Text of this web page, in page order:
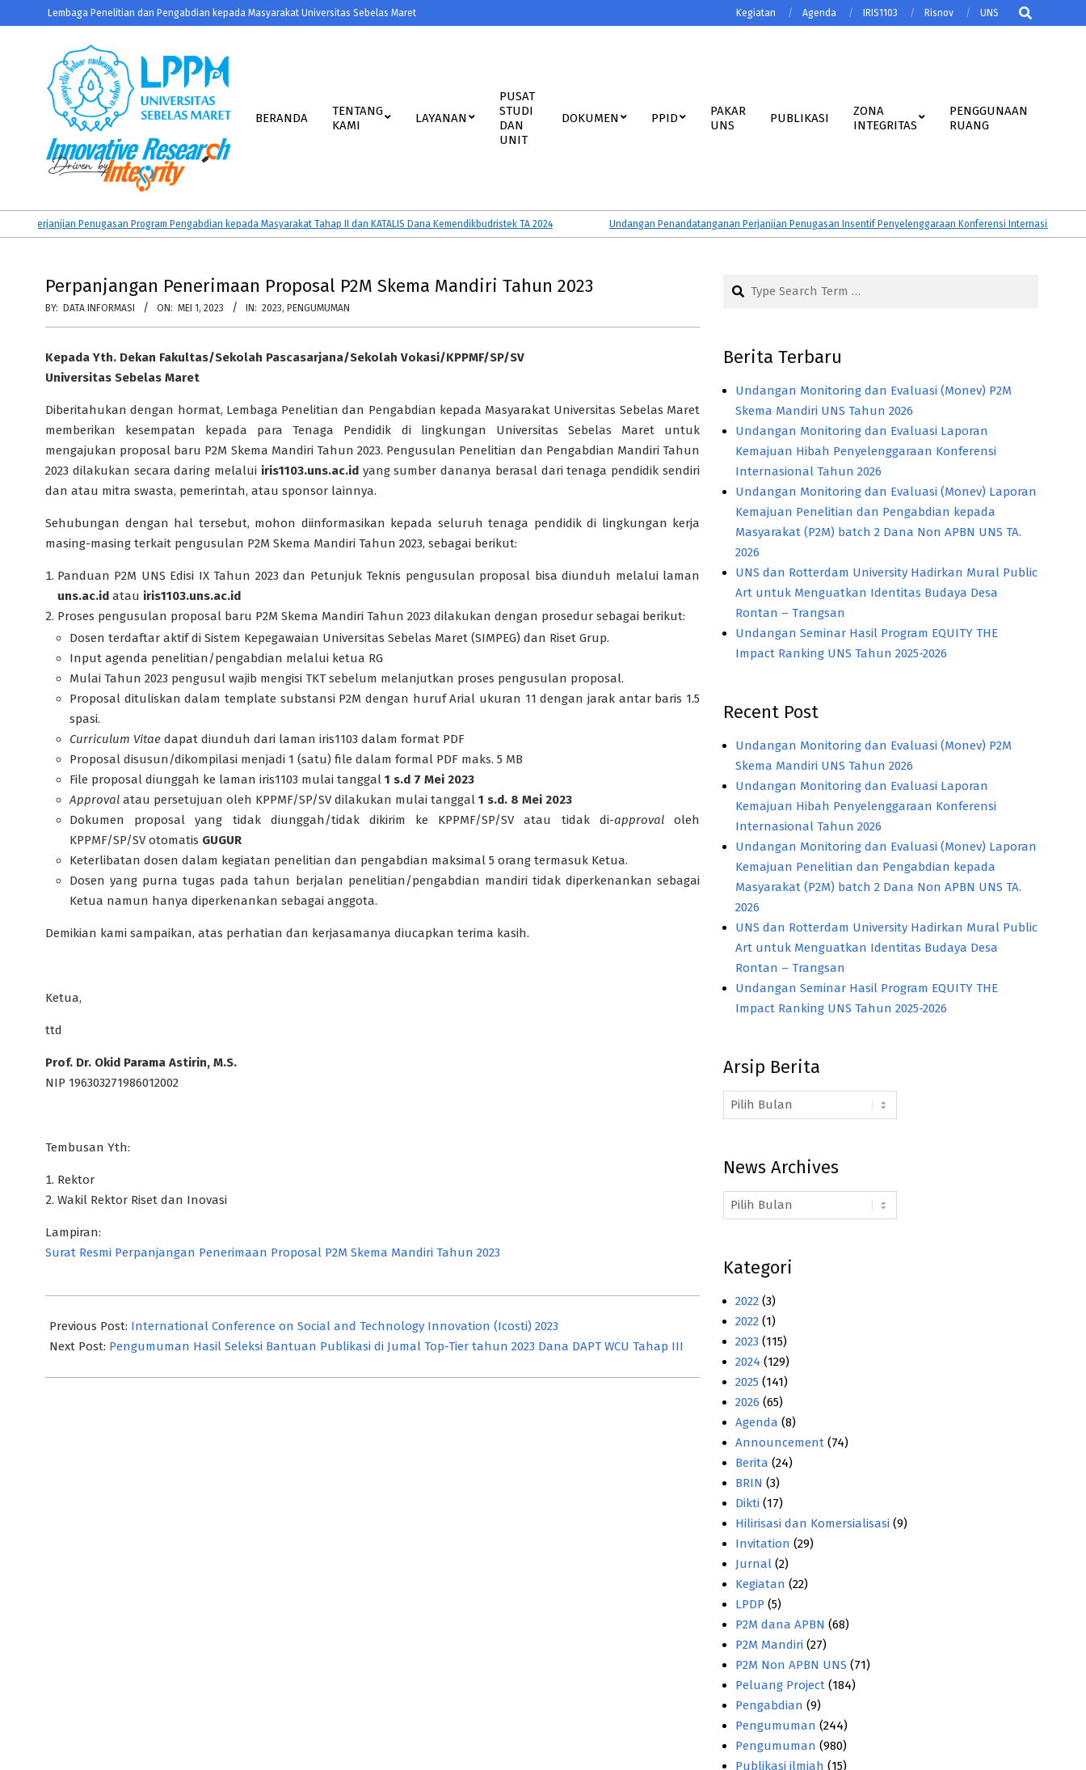
to
Lembaga Penelitian dan Pengabdian kepada Masyarakat Universitas Sebelas Maret Kegiatan Agenda IRIS1103 Risnov UNS
Search
LPPM
UNS
BERANDA
TENTANG
KAMI
LAYANAN
PUSAT
STUDI
DAN
UNIT
DOKUMEN PPID
PAKAR
UNS
PUBLIKASI
ZONA
INTEGRITAS
PENGGUNAAN
RUANG
Perjanjian Penugasan Program Pengabdian kepada Masyarakat Tahap II dan KATALIS Dana Kemendikbudristek TA 2024 Undangan Penandatanganan Perjanjian Penugasan Insentif Penyelenggaraan Konferensi Internasional Tahun
Perpanjangan Penerimaan Proposal P2M Skema Mandiri Tahun 2023
BY: DATA INFORMASI ON: MEI 1, 2023 IN: 2023, PENGUMUMAN
Kepada Yth. Dekan Fakultas/Sekolah Pascasarjana/Sekolah Vokasi/KPPMF/SP/SV
Universitas Sebelas Maret
Diberitahukan dengan hormat, Lembaga Penelitian dan Pengabdian kepada Masyarakat Universitas Sebelas Maret
memberikan kesempatan kepada para Tenaga Pendidik di lingkungan Universitas Sebelas Maret untuk
mengajukan proposal baru P2M Skema Mandiri Tahun 2023. Pengusulan Penelitian dan Pengabdian Mandiri Tahun
2023 dilakukan secara daring melalui iris1103.uns.ac.idyang sumber dananya berasal dari tenaga pendidik sendiri
dan atau mitra swasta, pemerintah, atau sponsor lainnya.
Sehubungan dengan hal tersebut, mohon diinformasikan kepada seluruh tenaga pendidik di lingkungan kerja
masing-masing terkait pengusulan P2M Skema Mandiri Tahun 2023, sebagai berikut:
Panduan P2M UNS Edisi IX Tahun 2023 dan Petunjuk Teknis pengusulan proposal bisa diunduh melalui laman
uns.ac.id atau iris1103.uns.ac.id
Proses pengusulan proposal baru P2M Skema Mandiri Tahun 2023 dilakukan dengan prosedur sebagai berikut:
Dosen terdaftar aktif di Sistem Kepegawaian Universitas Sebelas Maret (SIMPEG) dan Riset Grup.
Input agenda penelitian/pengabdian melalui ketua RG
Mulai Tahun 2023 pengusul wajib mengisi TKT sebelum melanjutkan proses pengusulan proposal.
Proposal dituliskan dalam template substansi P2M dengan huruf Arial ukuran 11 dengan jarak antar baris 1.5
spasi.
Curriculum Vitae dapat diunduh dari laman iris1103 dalam format PDF
Proposal disusun/dikompilasi menjadi 1 (satu) file dalam formal PDF maks. 5 MB
File proposal diunggah ke laman iris1103 mulai tanggal 1 s.d 7 Mei 2023
Approval atau persetujuan oleh KPPMF/SP/SV dilakukan mulai tanggal 1 s.d. 8 Mei 2023
Dokumen proposal yang tidak diunggah/tidak dikirim ke KPPMF/SP/SV atau tidak di-approvaloleh
KPPMF/SP/SV otomatis GUGUR
Keterlibatan dosen dalam kegiatan penelitian dan pengabdian maksimal 5 orang termasuk Ketua.
Dosen yang purna tugas pada tahun berjalan penelitian/pengabdian mandiri tidak diperkenankan sebagai
Ketua namun hanya diperkenankan sebagai anggota.
Demikian kami sampaikan, atas perhatian dan kerjasamanya diucapkan terima kasih.
Ketua,
ttd
Prof. Dr. Okid Parama Astirin, M.S.
NIP 196303271986012002
Tembusan Yth:
Rektor
Wakil Rektor Riset dan Inovasi
Lampiran:
Surat Resmi Perpanjangan Penerimaan Proposal P2M Skema Mandiri Tahun 2023
05-
01
Previous Post: International Conference on Social and Technology Innovation (Icosti) 2023
Next Post: Pengumuman Hasil Seleksi Bantuan Publikasi di Jumal Top-Tier tahun 2023 Dana DAPT WCU Tahap III
Search
Berita Terbaru
Undangan Monitoring dan Evaluasi (Monev) P2M
Skema Mandiri UNS Tahun 2026
Undangan Monitoring dan Evaluasi Laporan
Kemajuan Hibah Penyelenggaraan Konferensi
Internasional Tahun 2026
Undangan Monitoring dan Evaluasi (Monev) Laporan
Kemajuan Penelitian dan Pengabdian kepada
Masyarakat (P2M) batch 2 Dana Non APBN UNS TA.
2026
UNS dan Rotterdam University Hadirkan Mural Public
Art untuk Menguatkan Identitas Budaya Desa
Rontan – Trangsan
Undangan Seminar Hasil Program EQUITY THE
Impact Ranking UNS Tahun 2025-2026
Recent Post
Undangan Monitoring dan Evaluasi (Monev) P2M
Skema Mandiri UNS Tahun 2026
Undangan Monitoring dan Evaluasi Laporan
Kemajuan Hibah Penyelenggaraan Konferensi
Internasional Tahun 2026
Undangan Monitoring dan Evaluasi (Monev) Laporan
Kemajuan Penelitian dan Pengabdian kepada
Masyarakat (P2M) batch 2 Dana Non APBN UNS TA.
2026
UNS dan Rotterdam University Hadirkan Mural Public
Art untuk Menguatkan Identitas Budaya Desa
Rontan – Trangsan
Undangan Seminar Hasil Program EQUITY THE
Impact Ranking UNS Tahun 2025-2026
Arsip Berita
Arsip
Berita
News Archives
News
Archives
Kategori
2022 (3)
2022 (1)
2023 (115)
2024 (129)
2025 (141)
2026 (65)
Agenda (8)
Announcement (74)
Berita (24)
BRIN (3)
Dikti (17)
Hilirisasi dan Komersialisasi (9)
Invitation (29)
Jurnal (2)
Kegiatan (22)
LPDP (5)
P2M dana APBN (68)
P2M Mandiri (27)
P2M Non APBN UNS (71)
Peluang Project (184)
Pengabdian (9)
Pengumuman (244)
Pengumuman (980)
Publikasi ilmiah (15)